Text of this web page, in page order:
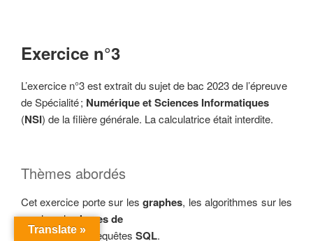
Exercice n°3
L’exercice n°3 est extrait du sujet de bac 2023 de l’épreuve
de Spécialité ; Numérique etSciences Informatiques
(NSI) de la filière générale. La calculatrice était interdite.
Thèmes abordés
Cet exercice porte sur lesgraphes, les algorithmes sur les
graphes, lesbases de
donnéeset les requêtes SQL.
Translate »